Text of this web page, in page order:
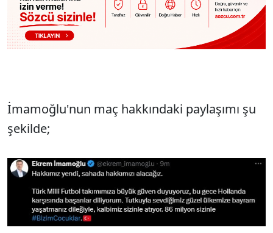
İmamoğlu'nun maç hakkındaki paylaşımı şu
şekilde;